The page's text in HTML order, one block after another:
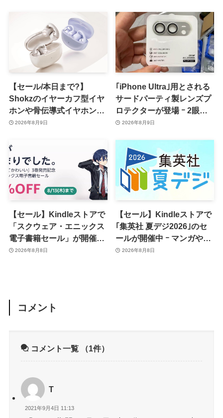
【セール/本日まで?】
Shokzのイヤーカフ型イヤ
ホンや骨伝導式イヤホンが
一律10％のポイント還元に
2026年8月9日
｢iPhone Ultra｣用とされる
サードパーティ製レンズプ
ロテクターが登場 ｰ 2眼カ
メラ搭載や一部本体カラー
2026年8月9日
【セール】Kindleストアで
「スクウェア・エニックス
電子書籍セール」が開催中
ｰ コミックやゲーム関連書
2026年8月8日
【セール】Kindleストアで
｢集英社 夏デジ2026｣のセ
ールが開催中 ｰ マンガや写
真集など1,000冊以上が
2026年8月8日
コメント
コメント一覧 （1件）
T
2021年9月4日 11:13